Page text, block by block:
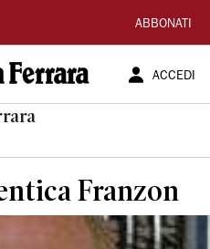
ABBONATI
ACCEDI
Franzon